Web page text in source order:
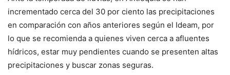
incrementado cerca del 30 por ciento las precipitaciones
en comparación con años anteriores según el Ideam, por
lo que se recomienda a quienes viven cerca a afluentes
hídricos, estar muy pendientes cuando se presenten altas
precipitaciones y buscar zonas seguras.